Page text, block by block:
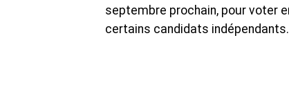
septembre prochain, pour voter
certains candidats indépendants.